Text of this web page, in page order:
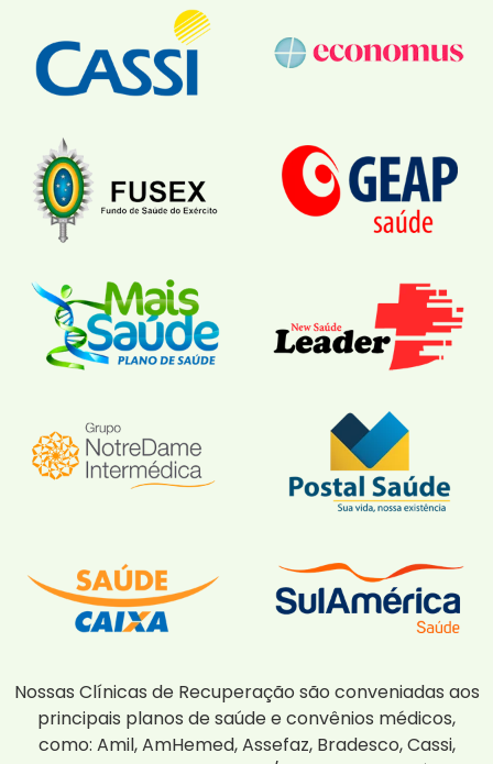
Nossas Clínicas de Recuperação são conveniadas aos
principais planos de saúde e convênios médicos,
como: Amil, AmHemed, Assefaz, Bradesco, Cassi,